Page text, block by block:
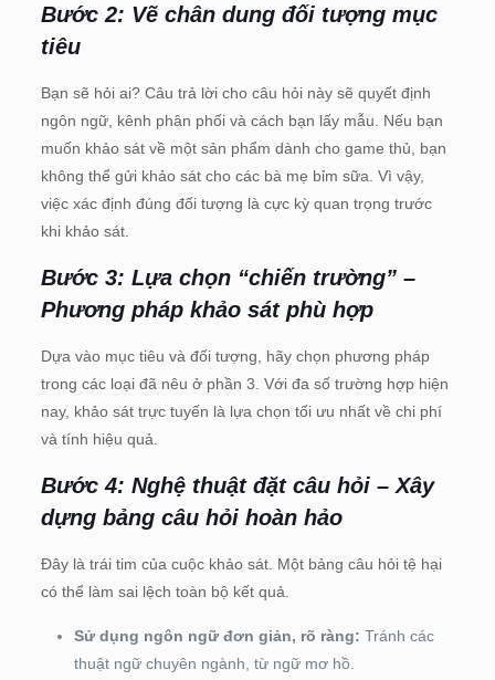
Bước 2: Vẽ chân dung đối tượng mục
tiêu
Bạn sẽ hỏi ai? Câu trả lời cho câu hỏi này sẽ quyết định
ngôn ngữ, kênh phân phối và cách bạn lấy mẫu. Nếu bạn
muốn khảo sát về một sản phẩm dành cho game thủ, bạn
không thể gửi khảo sát cho các bà mẹ bỉm sữa. Vì vậy,
việc xác định đúng đối tượng là cực kỳ quan trọng trước
khi khảo sát.
Bước 3: Lựa chọn “chiến trường” –
Phương pháp khảo sát phù hợp
Dựa vào mục tiêu và đối tượng, hãy chọn phương pháp
trong các loại đã nêu ở phần 3. Với đa số trường hợp hiện
nay, khảo sát trực tuyến là lựa chọn tối ưu nhất về chi phí
và tính hiệu quả.
Bước 4: Nghệ thuật đặt câu hỏi – Xây
dựng bảng câu hỏi hoàn hảo
Đây là trái tim của cuộc khảo sát. Một bảng câu hỏi tệ hại
có thể làm sai lệch toàn bộ kết quả.
Sử dụng ngôn ngữ đơn giản, rõ ràng: Tránh các
thuật ngữ chuyên ngành, từ ngữ mơ hồ.